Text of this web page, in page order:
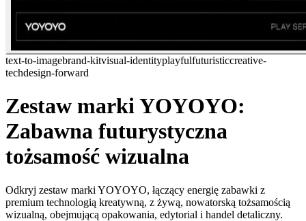
text-to-imagebrand-kitvisual-identityplayfulfuturisticcreative-
techdesign-forward
Zestaw marki YOYOYO:
Zabawna futurystyczna
tożsamość wizualna
Odkryj zestaw marki YOYOYO, łączący energię zabawki z
premium technologią kreatywną, z żywą, nowatorską tożsamością
wizualną, obejmującą opakowania, edytorial i handel detaliczny.